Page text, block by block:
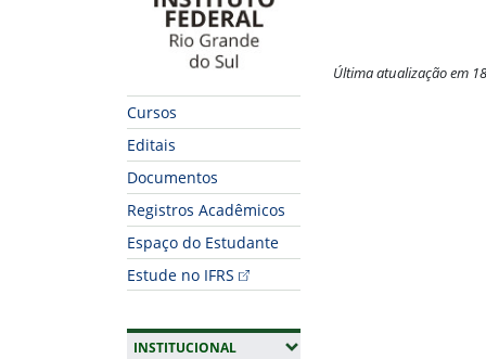
Cursos
Editais
Documentos
Registros Acadêmicos
Espaço do Estudante
Estude no IFRS
INSTITUCIONAL(EXPANDIR SUBMENUS)
Última atualização em